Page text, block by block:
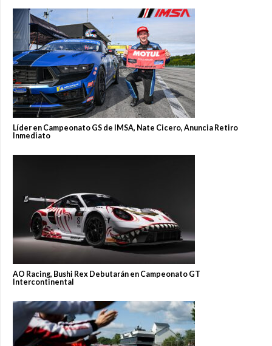
Líder en Campeonato GS de IMSA, Nate Cicero, Anuncia Retiro
Inmediato
AO Racing, Bushi Rex Debutarán en Campeonato GT
Intercontinental